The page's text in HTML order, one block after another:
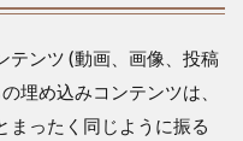
テンツ (動画、画像、投稿
埋め込みコンテンツは、
まったく同じように振る